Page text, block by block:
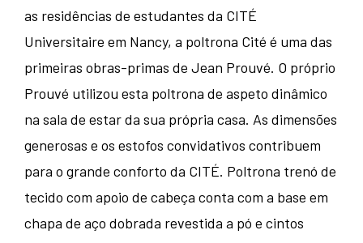
as residências de estudantes da CITÉ
Universitaire em Nancy, a poltrona Cité é uma das
primeiras obras-primas de Jean Prouvé.‎ O próprio
Prouvé utilizou esta poltrona de aspeto dinâmico
na sala de estar da sua própria casa.‎ As dimensões
generosas e os estofos convidativos contribuem
para o grande conforto da CITÉ.‎ Poltrona trenó de
tecido com apoio de cabeça conta com a base em
chapa de aço dobrada revestida a pó e cintos